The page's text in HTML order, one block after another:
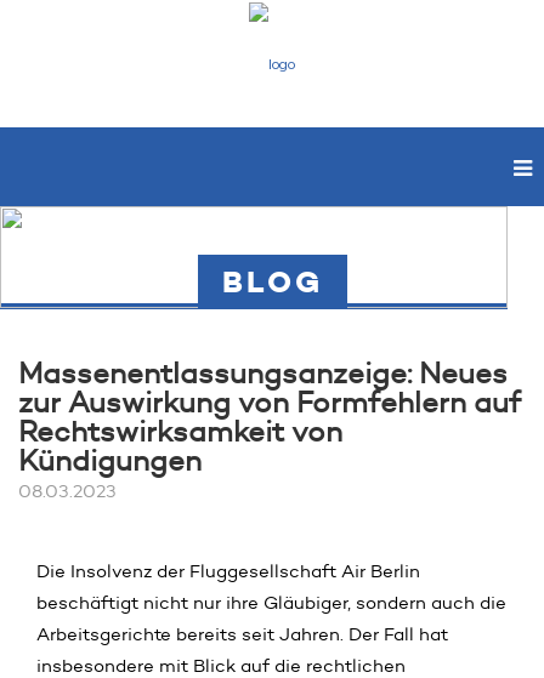
BLOG
Massenentlassungsanzeige: Neues
zur Auswirkung von Formfehlern auf
Rechtswirksamkeit von
Kündigungen
08.03.2023
Die Insolvenz der Fluggesellschaft Air Berlin
beschäftigt nicht nur ihre Gläubiger, sondern auch die
Arbeitsgerichte bereits seit Jahren. Der Fall hat
insbesondere mit Blick auf die rechtlichen